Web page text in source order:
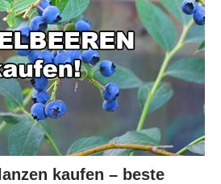
kaufen – beste